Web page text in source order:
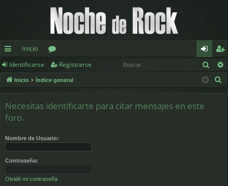
nl
ac
rá
d
Inicio
or
os
de
nt
eg
ist
Identificarse Registrarse
Inicio Índice general
Necesitas identificarte para citar mensajes en este
foro.
Nombre de Usuario:
Contraseña:
Olvidé mi contraseña